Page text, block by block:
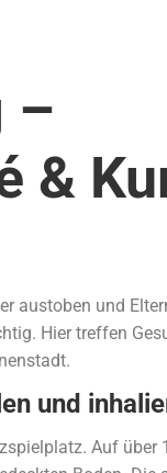
–
&
austoben und
Hier treffen
und
Auf über